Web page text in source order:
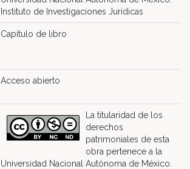
Instituto de Investigaciones Jurídicas
Capítulo de libro
Acceso abierto
La titularidad de los
derechos
patrimoniales de esta
obra pertenece a la
Universidad Nacional Autónoma de México.